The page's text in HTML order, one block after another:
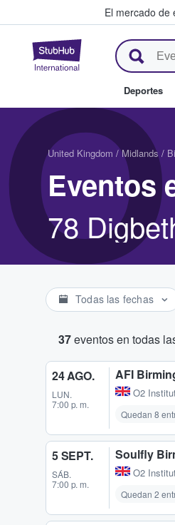
El mercado de
StubHub:
Deportes
United Kingdom / Midlands /
Eventos
78
Todas las fechas
37eventos en todas
24 AGO.
LUN.
7:00 p. m.
AFI
O2
Quedan 8
5 SEPT.
SÁB.
7:00 p. m.
Soulfly
O2
Quedan 2